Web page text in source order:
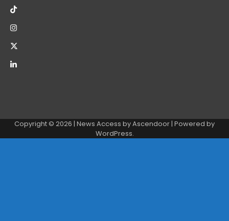
Copyright © 2026 | News Access byAscendoor | Powered by
WordPress.